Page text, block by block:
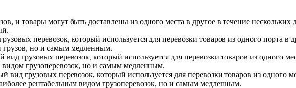
и товары могут быть доставлены из одного места в другое в течение
перевозок, который используется для перевозки товаров из одного порта в
грузов, но и самым медленным.
грузовых перевозок, который используется для перевозки товаров из одного
видом грузоперевозок, но и самым медленным.
грузовых перевозок, который используется для перевозки товаров из одного
рентабельным видом грузоперевозок, но и самым медленным.